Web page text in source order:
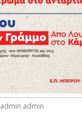
admin admin